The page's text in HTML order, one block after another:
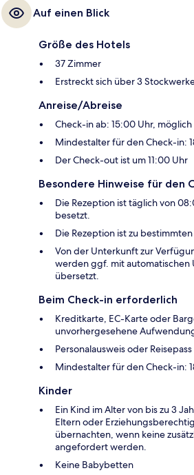
Auf einen Blick
Größe des Hotels
37 Zimmer
Erstreckt sich über 3
Anreise/Abreise
Check-in ab: 15:00 Uhr,
Mindestalter für den Check-in:
Der Check-out ist um 11:00 Uhr
Besondere Hinweise für den
Die Rezeption ist täglich von
besetzt.
Die Rezeption ist zu
Von der Unterkunft zur
werden ggf. mit automatischen
übersetzt.
Beim Check-in erforderlich
Kreditkarte, EC-Karte oder
unvorhergesehene
Personalausweis oder
Mindestalter für den Check-in:
Kinder
Ein Kind im Alter von bis zu 3
Eltern oder
übernachten, wenn keine
angefordert werden.
Keine Babybetten